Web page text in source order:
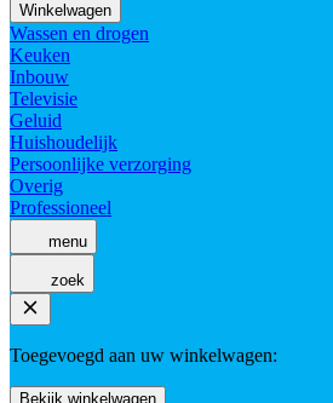
Winkelwagen
Wassen en drogen
Keuken
Inbouw
Televisie
Geluid
Huishoudelijk
Persoonlijke verzorging
Overig
Professioneel
menu
zoek
Toegevoegd aan uw winkelwagen:
Bekijk winkelwagen